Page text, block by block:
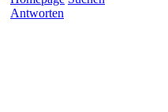
Antworten